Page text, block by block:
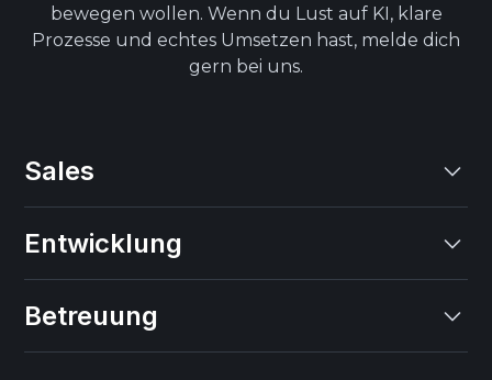
bewegen wollen. Wenn du Lust auf KI, klare
Prozesse und echtes Umsetzen hast, melde dich
gern bei uns.
Sales
Caller
Remote
Jetzt bewerben
Entwicklung
Programmierer
Köln
Betreuung